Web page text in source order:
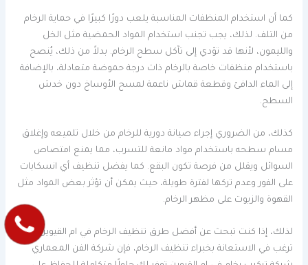
كما أن استخدام المنظفات المناسبة يلعب دورًا كبيرًا في حماية الرخام
من التلف. لذلك، يجب تجنب استخدام المواد الحمضية مثل الخل
والليمون، لأنها قد تؤدي إلى تآكل سطح الرخام. بدلاً من ذلك، يُنصح
باستخدام منظفات خاصة بالرخام ذات درجة حموضة متعادلة، بالإضافة
إلى الماء الدافئ وقطعة قماش ناعمة لمسح الأوساخ دون خدش
السطح.
كذلك، من الضروري إجراء صيانة دورية للرخام من خلال تلميعه وإغلاق
مسام سطحه باستخدام مواد مانعة للتسرب، مما يمنع امتصاص
السوائل ويقلل من فرصة تكون البقع. كما يفضل تنظيف أي انسكابات
على الفور وعدم تركها لفترة طويلة، حيث يمكن أن تؤثر بعض المواد مثل
القهوة والزيوت على مظهر الرخام.
لذلك، إذا كنت تبحث عن أفضل طرق تنظيف الرخام في ام القيوين أو
ترغب في الاستعانة بخبراء تنظيف الرخام، فإن شركة الفن المعماري